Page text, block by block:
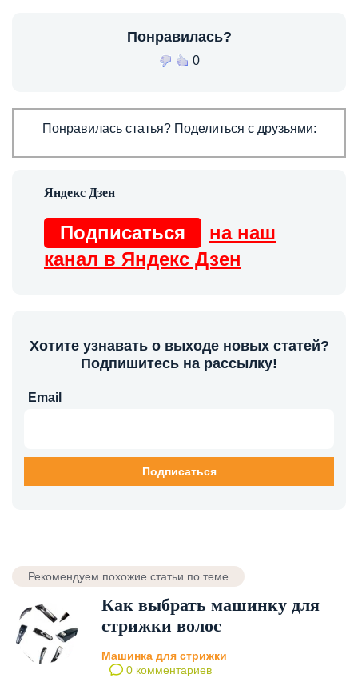
Понравилась?
0
Понравилась статья? Поделиться с друзьями:
Подписаться
на наш
канал в Яндекс Дзен
Хотите узнавать о выходе новых статей?
Подпишитесь на рассылку!
Email
Рекомендуем похожие статьи по теме
Как выбрать машинку для
стрижки волос
Машинка для стрижки
0 комментариев